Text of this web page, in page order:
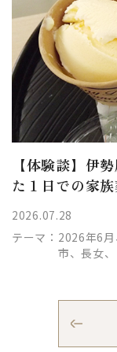
【体験談】伊
た１日での家
2026.07.28
テーマ： 2026年6
市、長女